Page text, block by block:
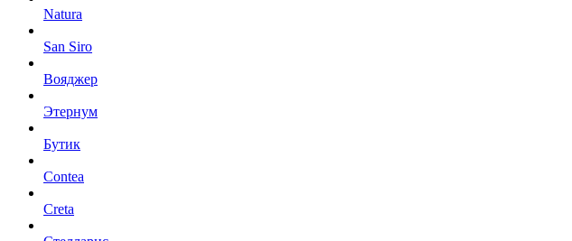
Natura
San Siro
Вояджер
Этернум
Бутик
Contea
Creta